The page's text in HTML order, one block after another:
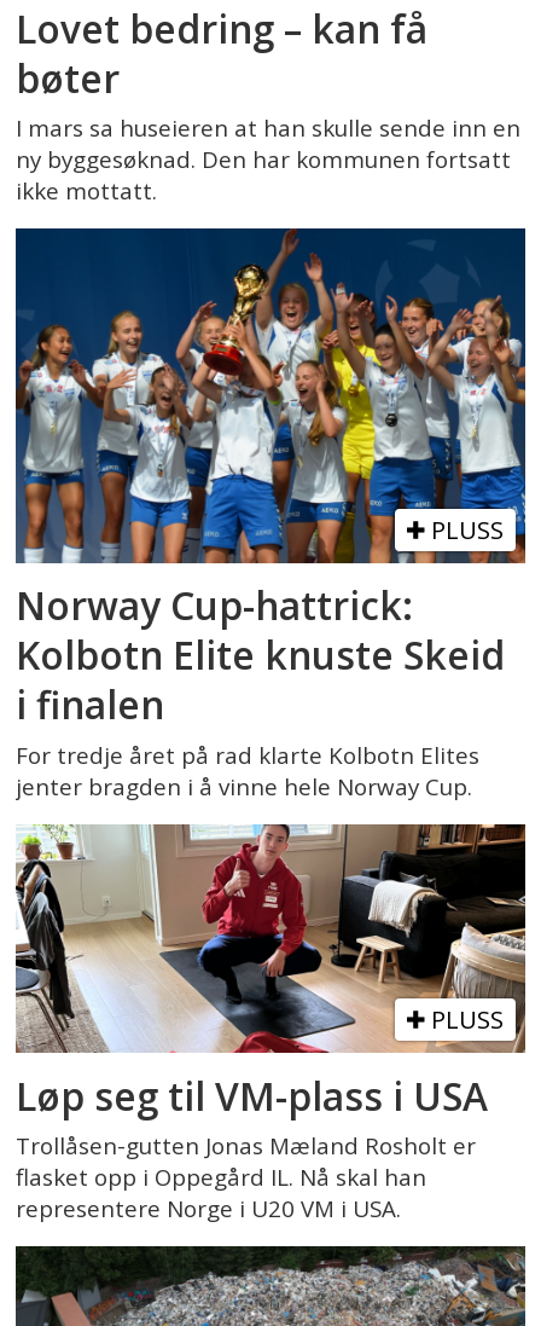
Lovet bedring – kan få
bøter
I mars sa huseieren at han skulle sende inn en
ny byggesøknad. Den har kommunen fortsatt
ikke mottatt.
PLUSS
Norway Cup-hattrick:
Kolbotn Elite knuste Skeid
i finalen
For tredje året på rad klarte Kolbotn Elites
jenter bragden i å vinne hele Norway Cup.
PLUSS
Løp seg til VM-plass i USA
Trollåsen-gutten Jonas Mæland Rosholt er
flasket opp i Oppegård IL. Nå skal han
representere Norge i U20 VM i USA.